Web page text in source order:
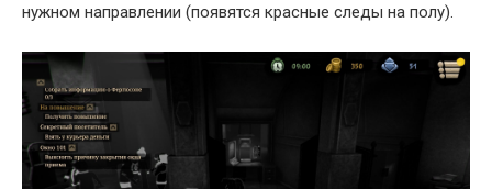
нужном направлении (появятся красные следы на полу).